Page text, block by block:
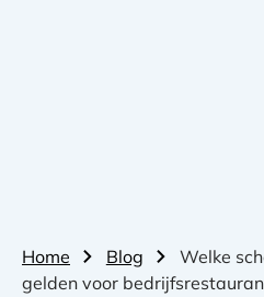
Home Blog
Welke
gelden voor